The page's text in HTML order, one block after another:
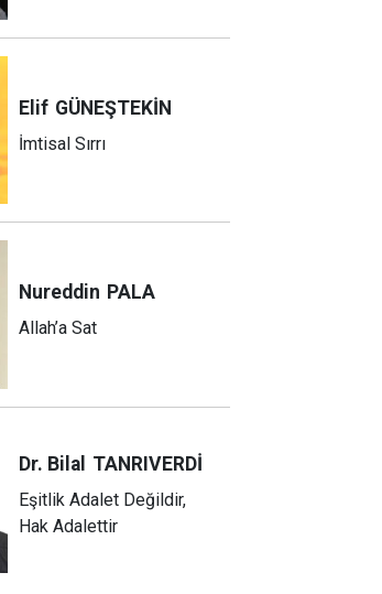
Elif GÜNEŞTEKİN
İmtisal Sırrı
Nureddin PALA
Allah’a Sat
Dr. Bilal TANRIVERDİ
Eşitlik Adalet Değildir,
Hak Adalettir